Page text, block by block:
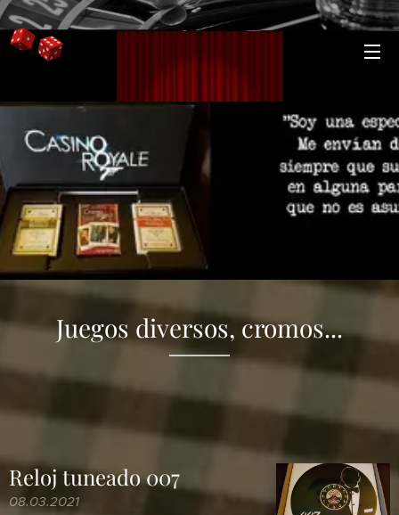
Juegos diversos, cromos...
Reloj tuneado 007
08.03.2021